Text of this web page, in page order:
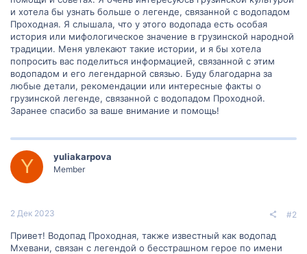
и хотела бы узнать больше о легенде, связанной с водопадом
Проходная. Я слышала, что у этого водопада есть особая
история или мифологическое значение в грузинской народной
традиции. Меня увлекают такие истории, и я бы хотела
попросить вас поделиться информацией, связанной с этим
водопадом и его легендарной связью. Буду благодарна за
любые детали, рекомендации или интересные факты о
грузинской легенде, связанной с водопадом Проходной.
Заранее спасибо за ваше внимание и помощь!
Y yuliakarpova
Member
2 Дек 2023 #2
Привет! Водопад Проходная, также известный как водопад
Мхевани, связан с легендой о бесстрашном герое по имени